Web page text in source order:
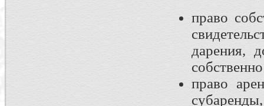
право
дарения,
право